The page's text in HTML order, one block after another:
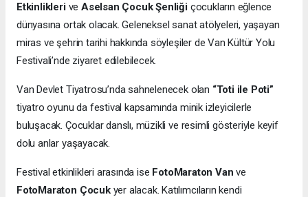
Etkinliklerive Aselsan Çocuk Şenliğiçocukların eğlence
dünyasına ortak olacak. Geleneksel sanat atölyeleri, yaşayan
miras ve şehrin tarihi hakkında söyleşiler de Van Kültür Yolu
Festivali’nde ziyaret edilebilecek.
Van Devlet Tiyatrosu’nda sahnelenecek olan “Toti ile Poti”
tiyatro oyunu da festival kapsamında minik izleyicilerle
buluşacak. Çocuklar danslı, müzikli ve resimli gösteriyle keyif
dolu anlar yaşayacak.
Festival etkinlikleri arasında ise FotoMaraton Van ve
FotoMaraton Çocukyer alacak. Katılımcıların kendi